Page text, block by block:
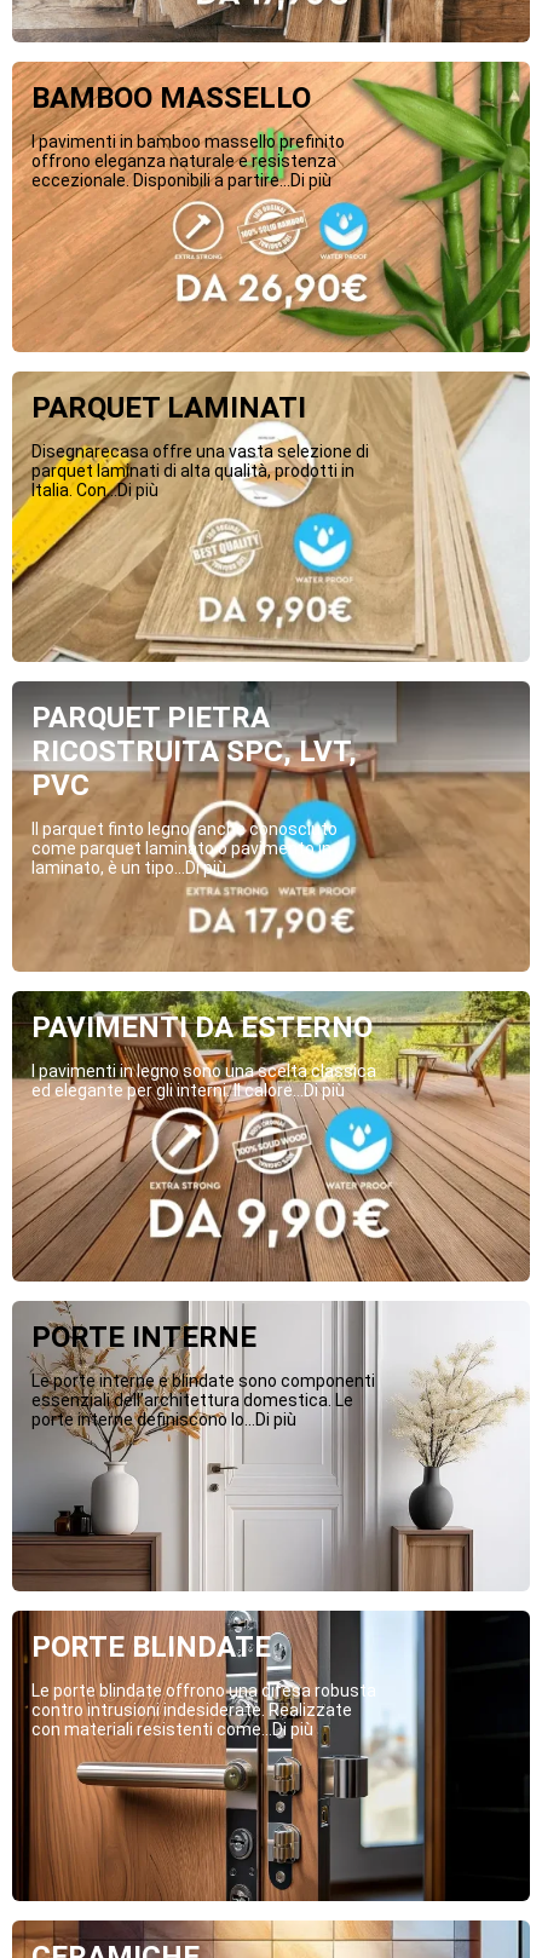
BAMBOO MASSELLO
I pavimenti in bamboo massello prefinito
offrono eleganza naturale e resistenza
eccezionale. Disponibili a partire...Di più
PARQUET LAMINATI
Disegnarecasa offre una vasta selezione di
parquet laminati di alta qualità, prodotti in
Italia. Con...Di più
PARQUET PIETRA
RICOSTRUITA SPC, LVT,
PVC
Il parquet finto legno, anche conosciuto
come parquet laminato o pavimento in
laminato, è un tipo...Di più
PAVIMENTI DA ESTERNO
I pavimenti in legno sono una scelta classica
ed elegante per gli interni. Il calore...Di più
PORTE INTERNE
Le porte interne e blindate sono componenti
essenziali dell’architettura domestica. Le
porte interne definiscono lo...Di più
PORTE BLINDATE
Le porte blindate offrono una difesa robusta
contro intrusioni indesiderate. Realizzate
con materiali resistenti come...Di più